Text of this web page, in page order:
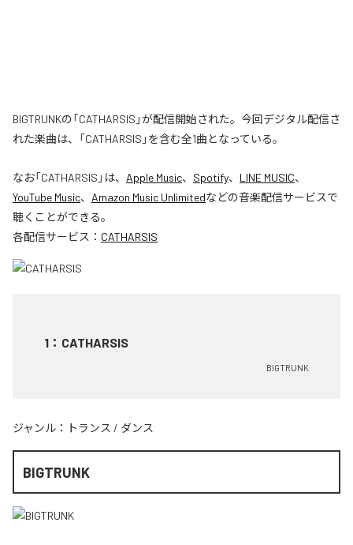
BIGTRUNKの「CATHARSIS」が配信開始された。今回デジタル配信さ
れた楽曲は、「CATHARSIS」を含む全1曲となっている。
なお「CATHARSIS 」は、 Apple Music、 Spotify、 LINE MUSIC、
YouTube Music、 Amazon Music Unlimitedなどの音楽配信サービスで
聴くことができる。
各配信サービス： CATHARSIS
1 ： CATHARSIS
BIGTRUNK
ジャンル： トランス / ダンス
BIGTRUNK